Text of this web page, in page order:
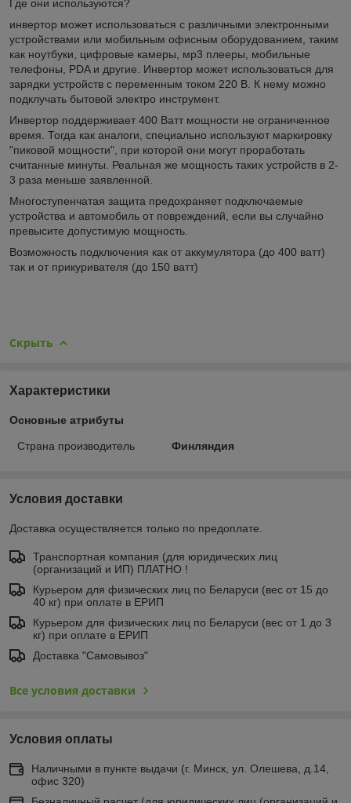
Где они используются?
инвертор может использоваться с различными электронными
устройствами или мобильным офисным оборудованием, таким
как ноутбуки, цифровые камеры, мр3 плееры, мобильные
телефоны, PDA и другие. Инвертор может использоваться для
зарядки устройств с переменным током 220 В. К нему можно
подклучать бытовой электро инструмент.
Инвертор поддерживает 400 Ватт мощности не ограниченное
время. Тогда как аналоги, специально используют маркировку
"пиковой мощности", при которой они могут проработать
считанные минуты. Реальная же мощность таких устройств в 2-
3 раза меньше заявленной.
Многоступенчатая защита предохраняет подключаемые
устройства и автомобиль от повреждений, если вы случайно
превысите допустимую мощность.
Возможность подключения как от аккумулятора (до 400 ватт)
так и от прикуривателя (до 150 ватт)
Скрыть
Характеристики
Основные атрибуты
Страна производитель Финляндия
Условия доставки
Доставка осуществляется только по предоплате.
Транспортная компания (для юридических лиц
(организаций и ИП) ПЛАТНО !
Курьером для физических лиц по Беларуси (вес от 15 до
40 кг) при оплате в ЕРИП
Курьером для физических лиц по Беларуси (вес от 1 до 3
кг) при оплате в ЕРИП
Доставка "Самовывоз"
Все условия доставки
Условия оплаты
Наличными в пункте выдачи (г. Минск, ул. Олешева, д.14,
офис 320)